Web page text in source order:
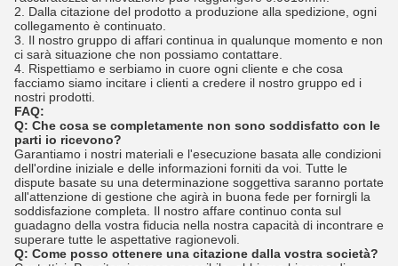
2. Dalla citazione del prodotto a produzione alla spedizione, ogni
collegamento è continuato.
3. Il nostro gruppo di affari continua in qualunque momento e non
ci sarà situazione che non possiamo contattare.
4. Rispettiamo e serbiamo in cuore ogni cliente e che cosa
facciamo siamo incitare i clienti a credere il nostro gruppo ed i
nostri prodotti.
FAQ:
Q: Che cosa se completamente non sono soddisfatto con le
parti io ricevono?
Garantiamo i nostri materiali e l'esecuzione basata alle condizioni
dell'ordine iniziale e delle informazioni forniti da voi. Tutte le
dispute basate su una determinazione soggettiva saranno portate
all'attenzione di gestione che agirà in buona fede per fornirgli la
soddisfazione completa. Il nostro affare continuo conta sul
guadagno della vostra fiducia nella nostra capacità di incontrare e
superare tutte le aspettative ragionevoli.
Q: Come posso ottenere una citazione dalla vostra società?